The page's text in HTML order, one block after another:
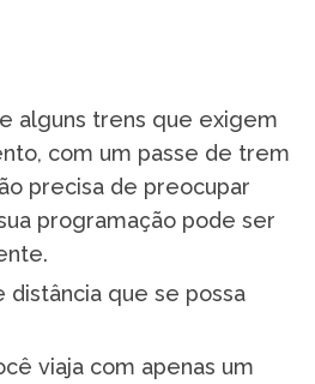
alguns trens que exigem
com um passe de trem
precisa de preocupar
programação pode ser
distância que se possa
viaja com apenas um